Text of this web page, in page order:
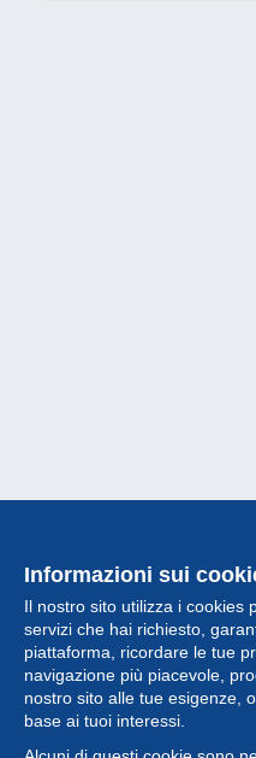
Informazioni sui
Il nostro sito utilizza i cookies
servizi che hai richiesto,
piattaforma, ricordare le tue
navigazione più piacevole,
nostro sito alle tue esigenze,
base ai tuoi interessi.
Collezione